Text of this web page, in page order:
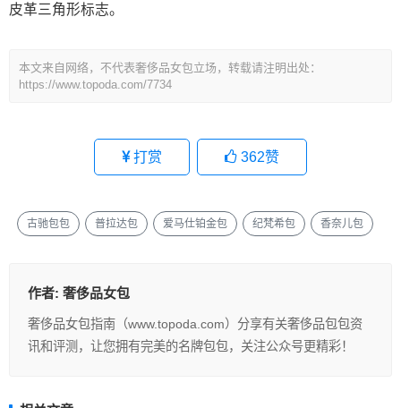
皮革三角形标志。
本文来自网络，不代表奢侈品女包立场，转载请注明出处：
https://www.topoda.com/7734
打赏 362赞
古驰包包 普拉达包 爱马仕铂金包 纪梵希包 香奈儿包
作者: 奢侈品女包
奢侈品女包指南（www.topoda.com）分享有关奢侈品包包资
讯和评测，让您拥有完美的名牌包包，关注公众号更精彩！